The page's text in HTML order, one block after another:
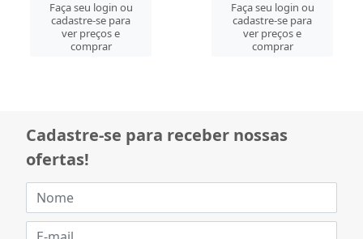
Faça seu login ou
cadastre-se para
ver preços e
comprar
Faça seu login ou
cadastre-se para
ver preços e
comprar
Cadastre-se para receber nossas
ofertas!